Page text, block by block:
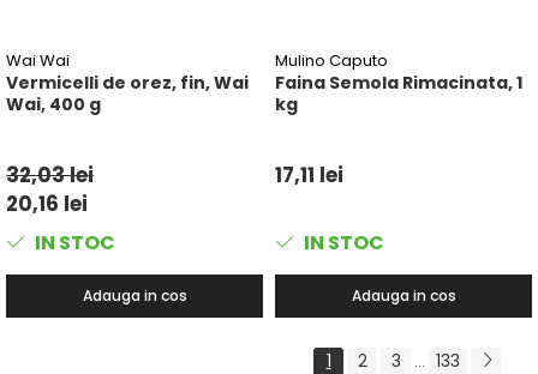
Wai Wai
Vermicelli de orez, fin, Wai
Wai, 400 g
32,03 lei
20,16 lei
IN STOC
Adauga in cos
Mulino Caputo
Faina Semola Rimacinata, 1
kg
17,11 lei
IN STOC
Adauga in cos
1 2 3 ... 133